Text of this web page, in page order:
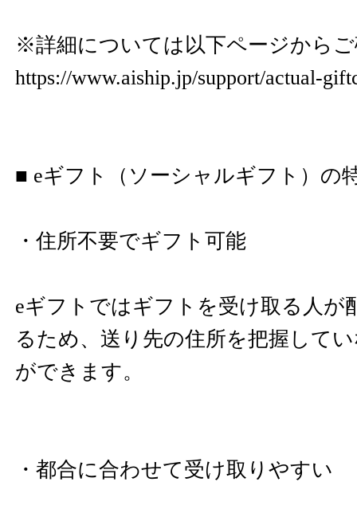
※詳細については以下ページから
https://www.aiship.jp/support/actual-
■ eギフト（ソーシャルギフト）の
・住所不要でギフト可能
eギフトではギフトを受け取る人が
るため、送り先の住所を把握して
ができます。
・都合に合わせて受け取りやすい